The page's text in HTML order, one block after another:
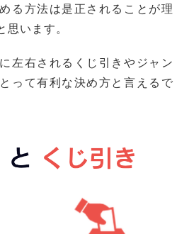
る方法は是正されることが理
います。
左右されるくじ引きやジャン
って有利な決め方と言えるで